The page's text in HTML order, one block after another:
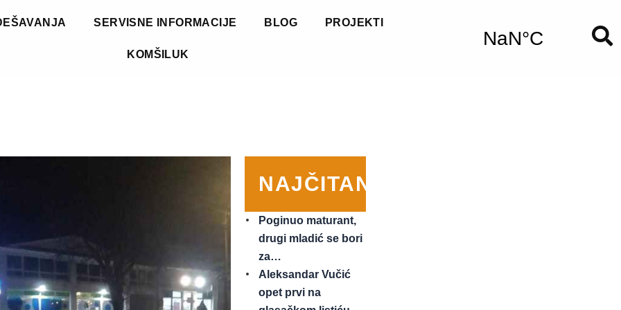
SERVISNE INFORMACIJE BLOG PROJEKTI
KOMŠILUK
NAJČITANIJE
Poginuo maturant,
drugi mladić se bori
za…
Aleksandar Vučić
opet prvi na